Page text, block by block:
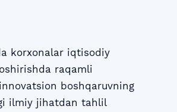
korxonalar iqtisodiy
raqamli
boshqaruvning
ilmiy jihatdan tahlil